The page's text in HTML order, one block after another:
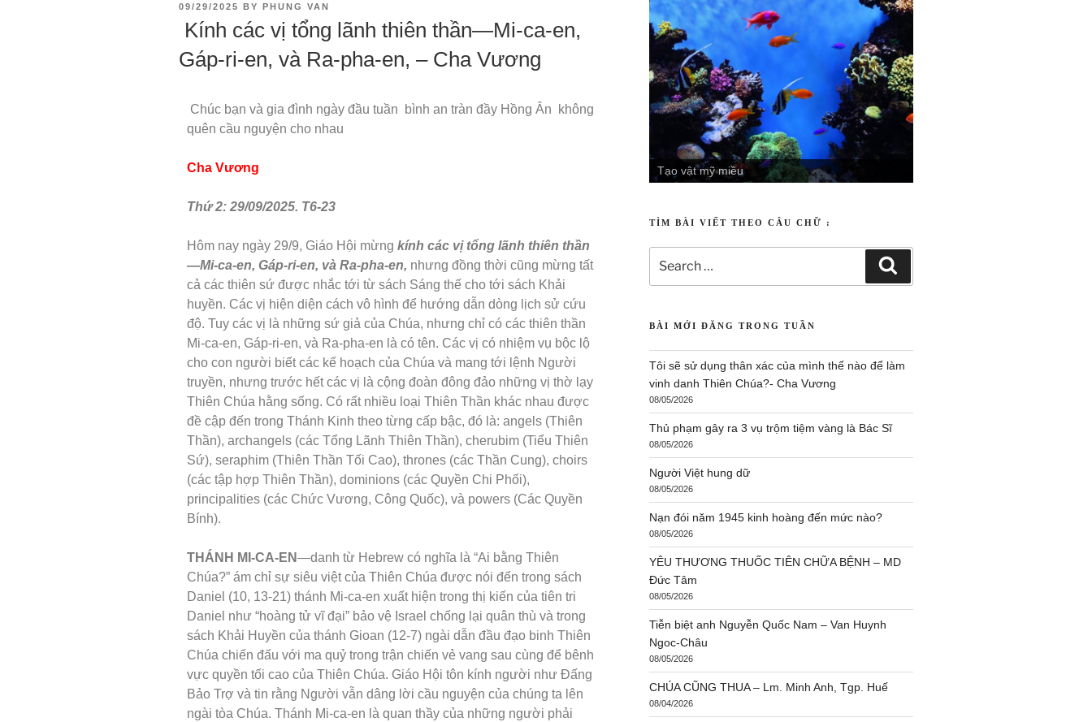
09/29/2025 BY PHUNG VAN
Kính các vị tổng lãnh thiên thần—Mi-ca-en,
Gáp-ri-en, và Ra-pha-en, – Cha Vương
Chúc bạn và gia đình ngày đầu tuần bình an tràn đầy Hồng Ân không
quên cầu nguyện cho nhau
Cha Vương
Thứ 2: 29/09/2025. T6-23
Hôm nay ngày 29/9, Giáo Hội mừng kính các vị tổng lãnh thiên thần
—Mi-ca-en, Gáp-ri-en, và Ra-pha-en, nhưng đồng thời cũng mừng tất
cả các thiên sứ được nhắc tới từ sách Sáng thế cho tới sách Khải
huyền. Các vị hiện diện cách vô hình để hướng dẫn dòng lịch sử cứu
độ. Tuy các vị là những sứ giả của Chúa, nhưng chỉ có các thiên thần
Mi-ca-en, Gáp-ri-en, và Ra-pha-en là có tên. Các vị có nhiệm vụ bộc lộ
cho con người biết các kế hoạch của Chúa và mang tới lệnh Người
truyền, nhưng trước hết các vị là cộng đoàn đông đảo những vị thờ lạy
Thiên Chúa hằng sống. Có rất nhiều loại Thiên Thần khác nhau được
đề cập đến trong Thánh Kinh theo từng cấp bậc, đó là: angels (Thiên
Thần), archangels (các Tổng Lãnh Thiên Thần), cherubim (Tiểu Thiên
Sứ), seraphim (Thiên Thần Tối Cao), thrones (các Thần Cung), choirs
(các tập hợp Thiên Thần), dominions (các Quyền Chi Phối),
principalities (các Chức Vương, Công Quốc), và powers (Các Quyền
Bính).
THÁNH MI-CA-EN—danh từ Hebrew có nghĩa là “Ai bằng Thiên
Chúa?” ám chỉ sự siêu việt của Thiên Chúa được nói đến trong sách
Daniel (10, 13-21) thánh Mi-ca-en xuất hiện trong thị kiến của tiên tri
Daniel như “hoàng tử vĩ đại” bảo vệ Israel chống lại quân thù và trong
sách Khải Huyền của thánh Gioan (12-7) ngài dẫn đầu đạo binh Thiên
Chúa chiến đấu với ma quỷ trong trận chiến vẻ vang sau cùng để bênh
vực quyền tối cao của Thiên Chúa. Giáo Hội tôn kính người như Đấng
Bảo Trợ và tin rằng Người vẫn dâng lời cầu nguyện của chúng ta lên
ngài tòa Chúa. Thánh Mi-ca-en là quan thầy của những người phải
Tạo vật uyên ương
TÌM BÀI VIẾT THEO CÂU CHỮ :
BÀI MỚI ĐĂNG TRONG TUẦN
Tôi sẽ sử dụng thân xác của mình thế nào để làm
vinh danh Thiên Chúa?- Cha Vương
08/05/2026
Thủ phạm gây ra 3 vụ trộm tiệm vàng là Bác Sĩ
08/05/2026
Người Việt hung dữ
08/05/2026
Nạn đói năm 1945 kinh hoàng đến mức nào?
08/05/2026
YÊU THƯƠNG THUỐC TIÊN CHỮA BỆNH – MD
Đức Tâm
08/05/2026
Tiễn biệt anh Nguyễn Quốc Nam – Van Huynh
Ngoc-Châu
08/05/2026
CHÚA CŨNG THUA – Lm. Minh Anh, Tgp. Huế
08/04/2026